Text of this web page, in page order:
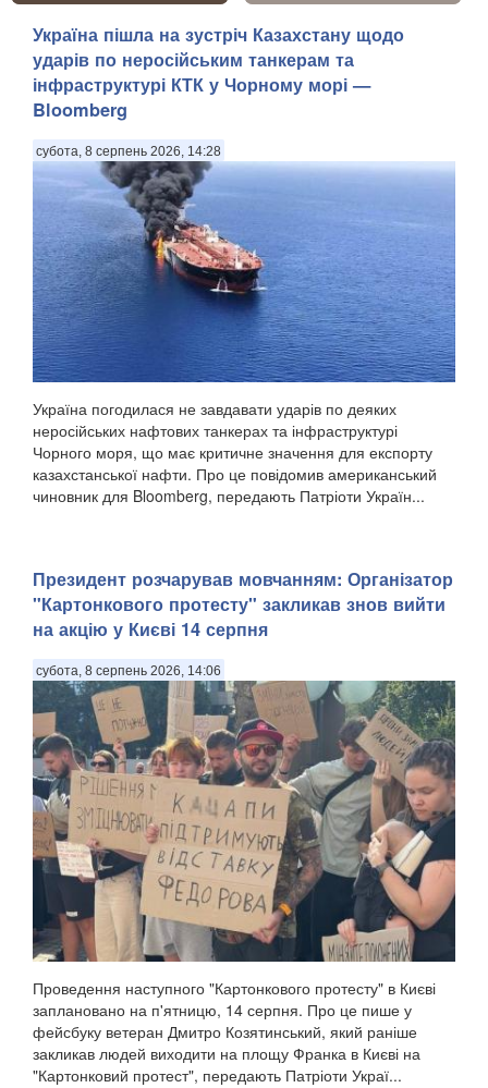
Україна пішла на зустріч Казахстану щодо
ударів по неросійським танкерам та
інфраструктурі КТК у Чорному морі —
Bloomberg
субота, 8 серпень 2026, 14:28
Україна погодилася не завдавати ударів по деяких
неросійських нафтових танкерах та інфраструктурі
Чорного моря, що має критичне значення для експорту
казахстанської нафти. Про це повідомив американський
чиновник для Bloomberg, передають Патріоти Україн...
Президент розчарував мовчанням: Організатор
"Картонкового протесту" закликав знов вийти
на акцію у Києві 14 серпня
субота, 8 серпень 2026, 14:06
Проведення наступного "Картонкового протесту" в Києві
заплановано на п'ятницю, 14 серпня. Про це пише у
фейсбуку ветеран Дмитро Козятинський, який раніше
закликав людей виходити на площу Франка в Києві на
"Картонковий протест", передають Патріоти Украї...